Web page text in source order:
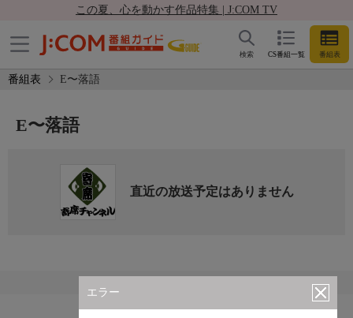
この夏、心を動かす作品特集 | J:COM TV
CS番組一覧 番組表
検索
番組表 E〜落語
エラー
E〜落語
直近の放送予定はありません